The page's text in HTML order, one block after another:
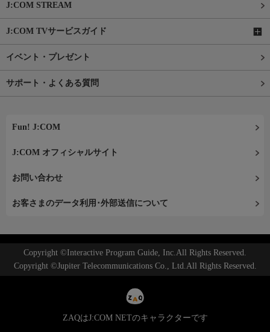
J:COM STREAM
J:COM TVサービスガイド
イベント・プレゼント
サポート・よくある質問
Fun! J:COM
J:COM オフィシャルサイト
お問い合わせ
お客さまのデータ利用･外部送信について
Copyright ©Interactive Program Guide, Inc.All Rights Reserved.
Copyright ©Jupiter Telecommunications Co., Ltd.All Rights Reserved.
ZAQはJ:COM NETのキャラクターです